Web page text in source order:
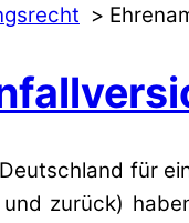
für
zurück)